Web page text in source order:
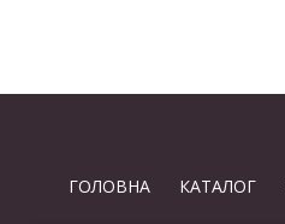
ГОЛОВНА КАТАЛОГ